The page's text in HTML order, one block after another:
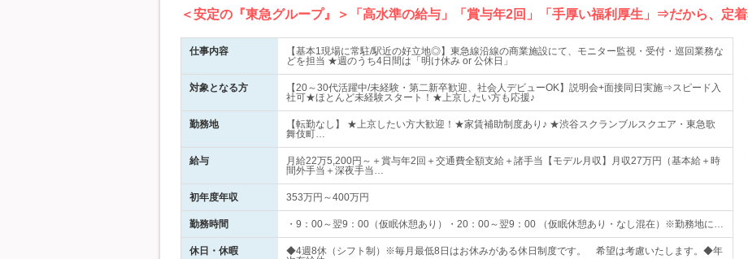
＜安定の『東急グループ』＞「高水準の給与」「賞与年2回」「手厚い福利厚生」⇒だから、定着
仕事内容
【基本1現場に常駐/駅近の好立地◎】東急線沿線の商業施設にて、モニター監視・受付・巡回業務な
どを担当 ★週のうち4日間は「明け休み or 公休日」
対象となる方
【20～30代活躍中/未経験・第二新卒歓迎、社会人デビューOK】説明会+面接同日実施⇒スピード入
社可★ほとんど未経験スタート！★上京したい方も応援♪
勤務地
【転勤なし】 ★上京したい方大歓迎！★家賃補助制度あり♪ ★渋谷スクランブルスクエア・東急歌
舞伎町…
給与
月給22万5,200円～＋賞与年2回＋交通費全額支給＋諸手当【モデル月収】月収27万円（基本給＋時
間外手当＋深夜手当…
初年度年収 353万円～400万円
勤務時間 ・9：00～翌9：00（仮眠休憩あり）・20：00～翌9：00 （仮眠休憩あり・なし混在）※勤務地に…
休日・休暇
◆4週8休（シフト制）※毎月最低8日はお休みがある休日制度です。 希望は考慮いたします。◆年